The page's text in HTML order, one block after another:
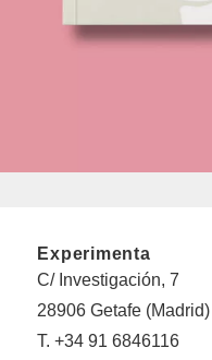
Experimenta
C/ Investigación, 7
28906 Getafe (Madrid)
T. +34 91 6846116